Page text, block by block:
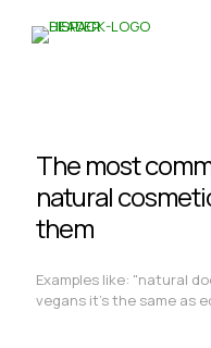
The most
natural
them
Examples like: "natural
vegans it's the same as